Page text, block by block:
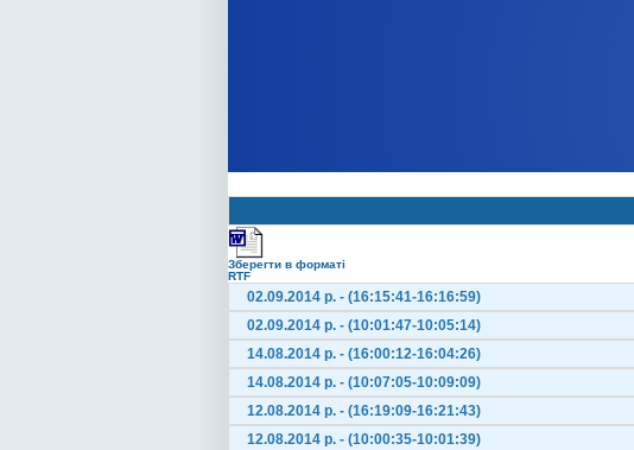
Зберегти в форматі
RTF
02.09.2014 р. - (16:15:41-16:16:59)
02.09.2014 р. - (10:01:47-10:05:14)
14.08.2014 р. - (16:00:12-16:04:26)
14.08.2014 р. - (10:07:05-10:09:09)
12.08.2014 р. - (16:19:09-16:21:43)
12.08.2014 р. - (10:00:35-10:01:39)